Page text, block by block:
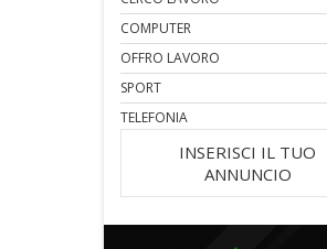
COMPUTER
OFFRO LAVORO
SPORT
TELEFONIA
INSERISCI IL TUO
ANNUNCIO